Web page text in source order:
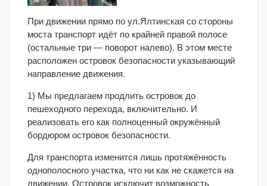
При движении прямо по ул.Ялтинская со стороны
моста транспорт идёт по крайней правой полосе
(остальные три — поворот налево). В этом месте
расположен островок безопасности указывающий
направление движения.
1) Мы предлагаем продлить островок до
пешеходного перехода, включительно. И
реализовать его как полноценный окружённый
бордюром островок безопасности.
Для транспорта изменится лишь протяжённость
однополосного участка, что ни как не скажется на
движении. Островок исключит возможность